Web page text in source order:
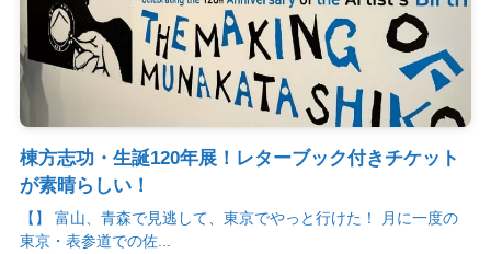
棟方志功・生誕120年展！レターブック付きチケット
が素晴らしい！
【】 富山、青森で見逃して、東京でやっと行けた！ 月に一度の
東京・表参道での佐...